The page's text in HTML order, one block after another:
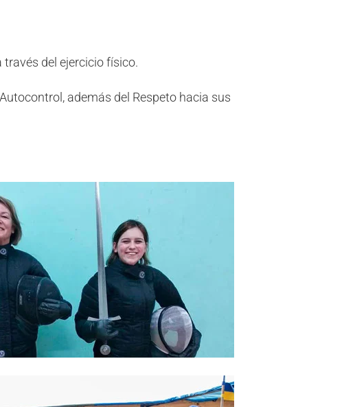
del ejercicio físico.
además del Respeto hacia sus